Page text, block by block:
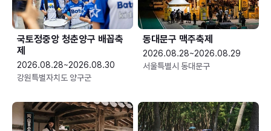
국토정중앙 청춘양구 배꼽축
제
2026.08.28~2026.08.30
강원특별자치도 양구군
동대문구 맥주축제
2026.08.28~2026.08.29
서울특별시 동대문구